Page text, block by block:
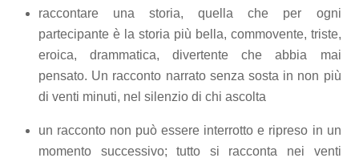
raccontare una storia, quella che per ogni
partecipante è la storia più bella, commovente, triste,
eroica, drammatica, divertente che abbia mai
pensato. Un racconto narrato senza sosta in non più
di venti minuti, nel silenzio di chi ascolta
un racconto non può essere interrotto e ripreso in un
momento successivo; tutto si racconta nei venti